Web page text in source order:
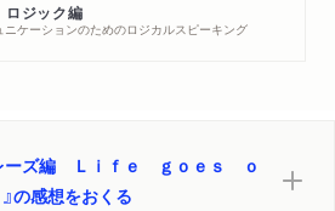
a few people join the festival
のフェスティバルに参加するんだよ）
アパートを選ぶのを手伝ってもらえな
ジック編
ケーションのためのロジカルスピーキング
ーズ編 Ｌｉｆｅ ｇｏｅｓ ｏ
』の感想をおくる